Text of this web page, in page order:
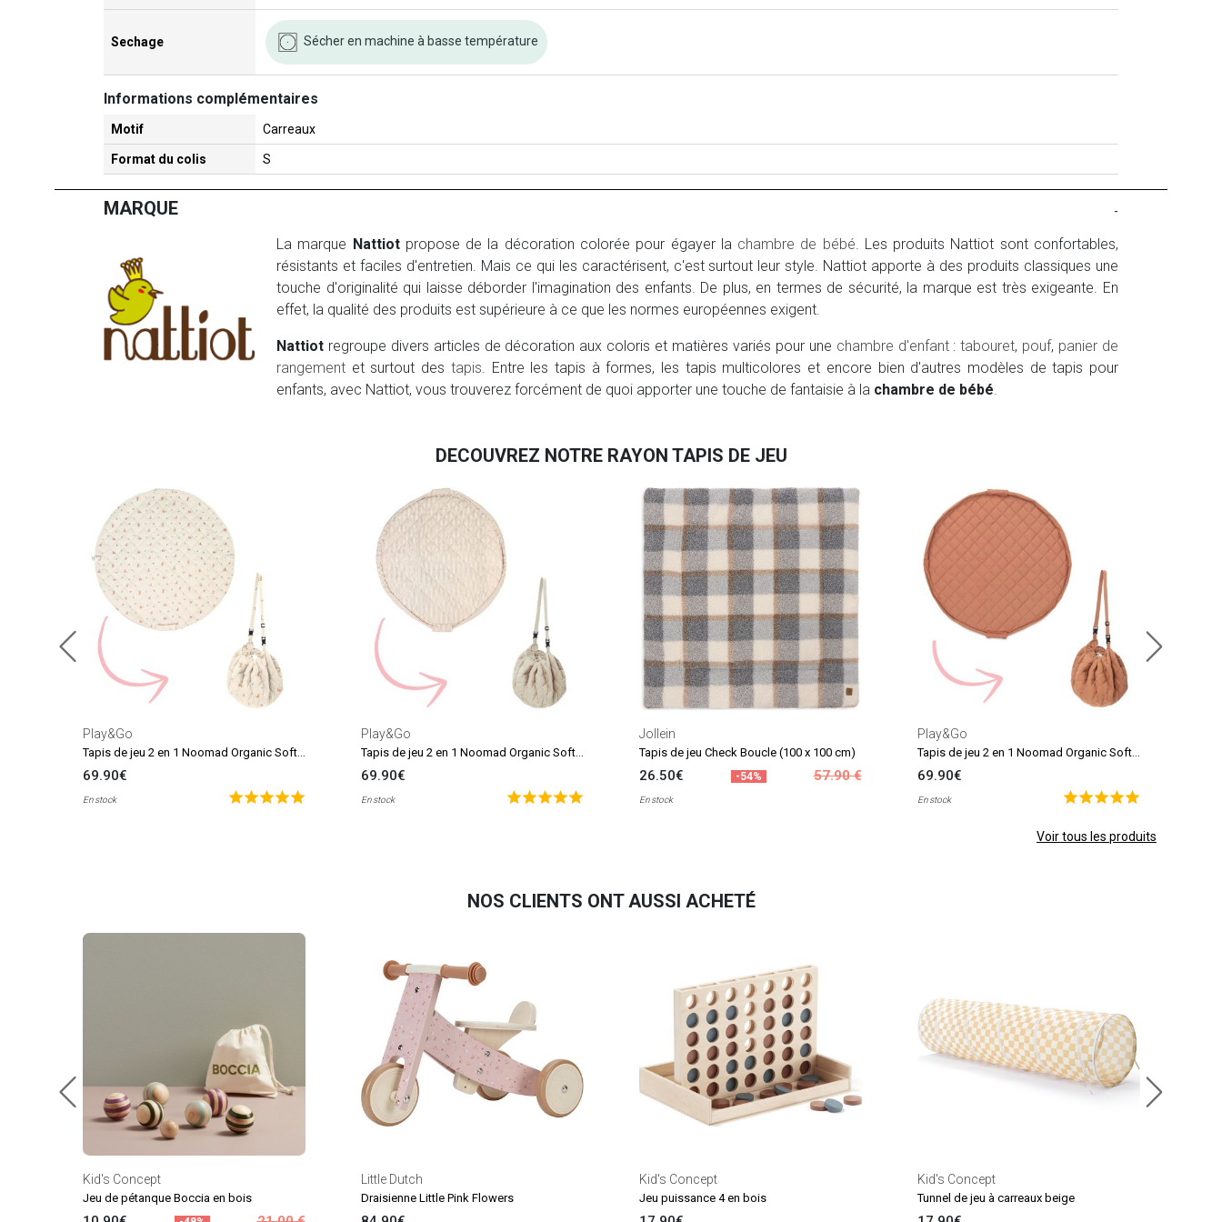
Sechage Sécher en machine à basse température
Informations complémentaires
Motif Carreaux
Format du colis S
MARQUE -
La marque Nattiotpropose de la décoration colorée pour égayer la chambre de bébé . Les produits Nattiot sont confortables,
résistants et faciles d'entretien. Mais ce qui les caractérisent, c'est surtout leur style. Nattiot apporte à des produits classiques une
touche d'originalité qui laisse déborder l'imagination des enfants. De plus, en termes de sécurité, la marque est très exigeante. En
effet, la qualité des produits est supérieure à ce que les normes européennes exigent.
Nattiot regroupe divers articles de décoration aux coloris et matières variés pour une chambre d'enfant:tabouret, pouf, panier de
rangement et surtout des tapis . Entre les tapis à formes, les tapis multicolores et encore bien d'autres modèles de tapis pour
enfants, avec Nattiot, vous trouverez forcément de quoi apporter une touche de fantaisie à la chambre de bébé
DECOUVREZ NOTRE RAYON TAPIS DE JEU
Play&Go
Tapis de jeu 2 en 1 Noomad Organic Soft Rabbit
69.90€
En stock
Play&Go
Tapis de jeu 2 en 1 Noomad Organic Soft Stripes Blue
69.90€
En stock
Jollein
Tapis de jeu Check Boucle (100 x 100 cm)
26.50€ -54% 57.90 €
En stock
Play&Go
Tapis de jeu 2 en 1 Noomad Organic Soft Tawny Brown
69.90€
En stock
Voir tous les produits
NOS CLIENTS ONT AUSSI ACHETÉ
Kid's Concept
Jeu de pétanque Boccia en bois
Little Dutch
Draisienne Little Pink Flowers
Kid's Concept
Jeu puissance 4 en bois
Kid's Concept
Tunnel de jeu à carreaux beige